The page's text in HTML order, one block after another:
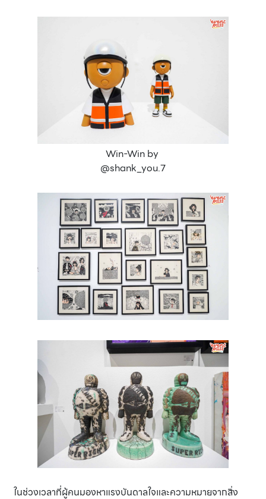
Win-Win by
@shank_you.7
ในช่วงเวลาที่ผู้คนมองหาแรงบันดาลใจและความหมายจากสิ่ง